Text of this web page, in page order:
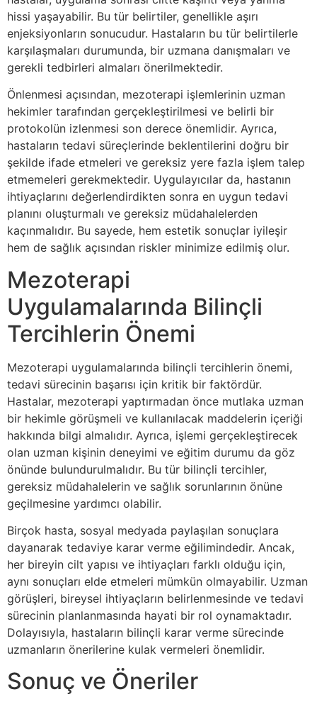
hissi yaşayabilir. Bu tür belirtiler, genellikle aşırı
enjeksiyonların sonucudur. Hastaların bu tür belirtilerle
karşılaşmaları durumunda, bir uzmana danışmaları ve
gerekli tedbirleri almaları önerilmektedir.
Önlenmesi açısından, mezoterapi işlemlerinin uzman
hekimler tarafından gerçekleştirilmesi ve belirli bir
protokolün izlenmesi son derece önemlidir. Ayrıca,
hastaların tedavi süreçlerinde beklentilerini doğru bir
şekilde ifade etmeleri ve gereksiz yere fazla işlem talep
etmemeleri gerekmektedir. Uygulayıcılar da, hastanın
ihtiyaçlarını değerlendirdikten sonra en uygun tedavi
planını oluşturmalı ve gereksiz müdahalelerden
kaçınmalıdır. Bu sayede, hem estetik sonuçlar iyileşir
hem de sağlık açısından riskler minimize edilmiş olur.
Mezoterapi
Uygulamalarında Bilinçli
Tercihlerin Önemi
Mezoterapi uygulamalarında bilinçli tercihlerin önemi,
tedavi sürecinin başarısı için kritik bir faktördür.
Hastalar, mezoterapi yaptırmadan önce mutlaka uzman
bir hekimle görüşmeli ve kullanılacak maddelerin içeriği
hakkında bilgi almalıdır. Ayrıca, işlemi gerçekleştirecek
olan uzman kişinin deneyimi ve eğitim durumu da göz
önünde bulundurulmalıdır. Bu tür bilinçli tercihler,
gereksiz müdahalelerin ve sağlık sorunlarının önüne
geçilmesine yardımcı olabilir.
Birçok hasta, sosyal medyada paylaşılan sonuçlara
dayanarak tedaviye karar verme eğilimindedir. Ancak,
her bireyin cilt yapısı ve ihtiyaçları farklı olduğu için,
aynı sonuçları elde etmeleri mümkün olmayabilir. Uzman
görüşleri, bireysel ihtiyaçların belirlenmesinde ve tedavi
sürecinin planlanmasında hayati bir rol oynamaktadır.
Dolayısıyla, hastaların bilinçli karar verme sürecinde
uzmanların önerilerine kulak vermeleri önemlidir.
Sonuç ve Öneriler